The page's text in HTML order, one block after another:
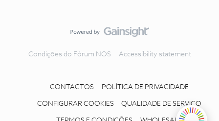
Condições do Fórum NOS Accessibility statement
CONTACTOS POLÍTICA DE PRIVACIDADE
CONFIGURAR COOKIES QUALIDADE DE SERVIÇO